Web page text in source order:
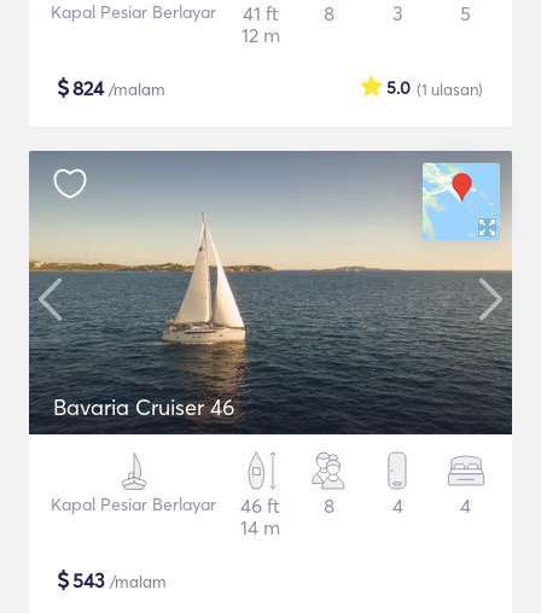
Kapal Pesiar Berlayar
41 ft
12 m
8 3 5
$824/malam (1 ulasan)
5.0
Bavaria Cruiser 46
Kapal Pesiar Berlayar
46 ft
14 m
8 4 4
$543 /malam